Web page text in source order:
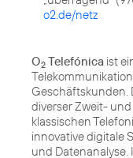
o2.de/netz
O2 Telefónica ist
Geschäftskunden.
diverser Zweit-
klassischen
innovative digitale
und